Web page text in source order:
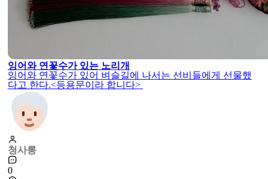
잉어와 연꽃수가 있는 노리개
잉어와 연꽃수가 있어 벼슬길에 나서는 선비들에게 선물했
다고 한다.<등용문이라 합니다>
청사롱
0